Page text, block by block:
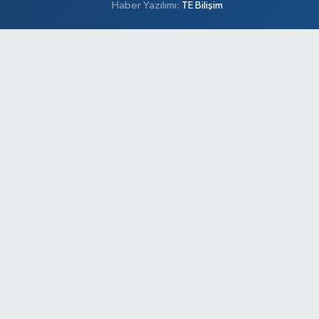
Haber Yazılımı: TE Bilişim